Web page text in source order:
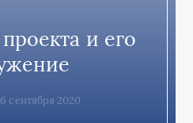
и его
сентября 2020